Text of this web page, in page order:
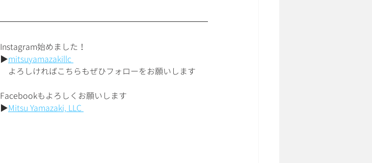
Instagram始めました！
▶︎mitsuyamazakillc
よろしければこちらもぜひフォローをお願いします
Facebookもよろしくお願いします
▶︎Mitsu Yamazaki, LLC